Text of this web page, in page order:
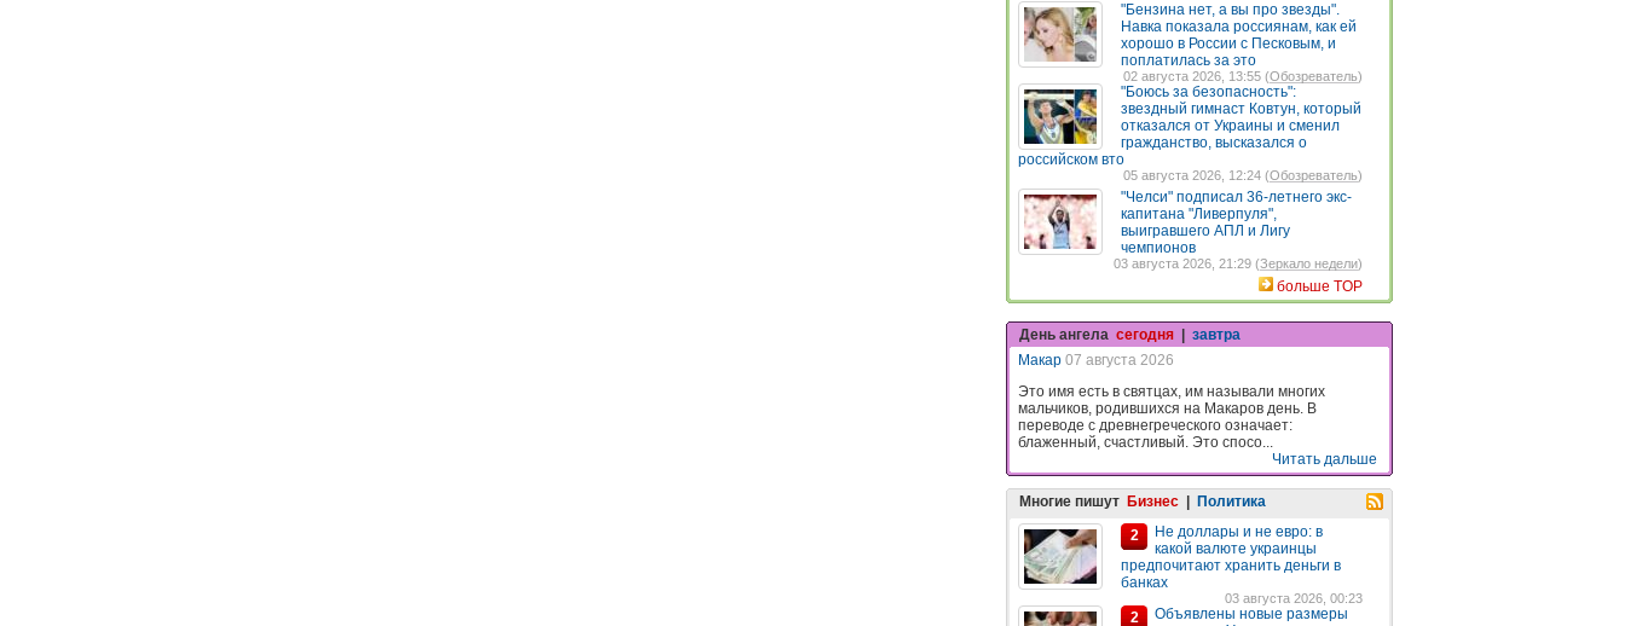
"Бензина нет, а вы про звезды".
Навка показала россиянам, как ей
хорошо в России с Песковым, и
поплатилась за это
02 августа 2026, 13:55 (Обозреватель)
"Боюсь за безопасность":
звездный гимнаст Ковтун, который
отказался от Украины и сменил
гражданство, высказался о
российском вто
05 августа 2026, 12:24 (Обозреватель)
"Челси" подписал 36-летнего экс-
капитана "Ливерпуля",
выигравшего АПЛ и Лигу
чемпионов
03 августа 2026, 21:29 (Зеркало недели)
больше TOP
День ангела сегодня
завтра
Макар 07 августа 2026
Это имя есть в святцах, им называли многих
мальчиков, родившихся на Макаров день. В
переводе с древнегреческого означает:
блаженный, счастливый. Это спосо...
Читать дальше
Многие пишут Бизнес | Политика
2
Не доллары и не евро: в
какой валюте украинцы
предпочитают хранить деньги в
банках
03 августа 2026, 00:23
2
Объявлены новые размеры